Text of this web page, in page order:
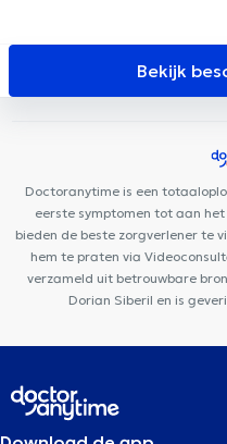
(Co-intervention) A(p)prendre
MesaCosa La Chasse
OdontoSmile: Clinique
Etterbeek
Centre Kiné +
Dentaire Elnabil
Anima
Bekijk
Doctoranytime is een
eerste symptomen tot aan
bieden de beste zorgverlener te
hem te praten via
verzameld uit betrouwbare
Dorian Siberil en is